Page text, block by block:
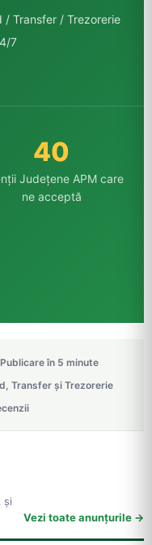
/ Transfer / Trezorerie
7
40
Județene APM care
ne acceptă
Publicare în 5 minute
Transfer și Trezorerie
și
Vezi toate anunțurile